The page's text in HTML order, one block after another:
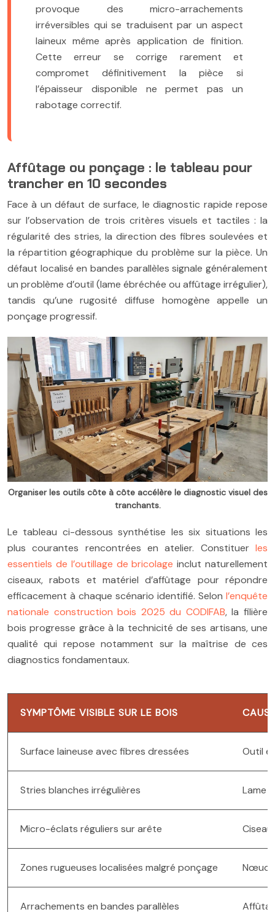
provoque des micro-arrachements
irréversibles qui se traduisent par un aspect
laineux même après application de finition.
Cette erreur se corrige rarement et
compromet définitivement la pièce si
l’épaisseur disponible ne permet pas un
rabotage correctif.
Affûtage ou ponçage : le tableau pour
trancher en 10 secondes
Face à un défaut de surface, le diagnostic rapide repose
sur l’observation de trois critères visuels et tactiles : la
régularité des stries, la direction des fibres soulevées et
la répartition géographique du problème sur la pièce. Un
défaut localisé en bandes parallèles signale généralement
un problème d’outil (lame ébréchée ou affûtage irrégulier),
tandis qu’une rugosité diffuse homogène appelle un
ponçage progressif.
Organiser les outils côte à côte accélère le diagnostic visuel des
tranchants.
Le tableau ci-dessous synthétise les six situations les
plus courantes rencontrées en atelier. Constituer les
essentiels de l’outillage de bricolage inclut naturellement
ciseaux, rabots et matériel d’affûtage pour répondre
efficacement à chaque scénario identifié. Selon l’enquête
nationale construction bois 2025 du CODIFAB, la filière
bois progresse grâce à la technicité de ses artisans, une
qualité qui repose notamment sur la maîtrise de ces
diagnostics fondamentaux.
SYMPTÔME VISIBLE SUR LE BOIS
Surface laineuse avec fibres dressées Outil
Stries blanches irrégulières Lame
Micro-éclats réguliers sur arête
Zones rugueuses localisées malgré ponçage
Arrachements en bandes parallèles